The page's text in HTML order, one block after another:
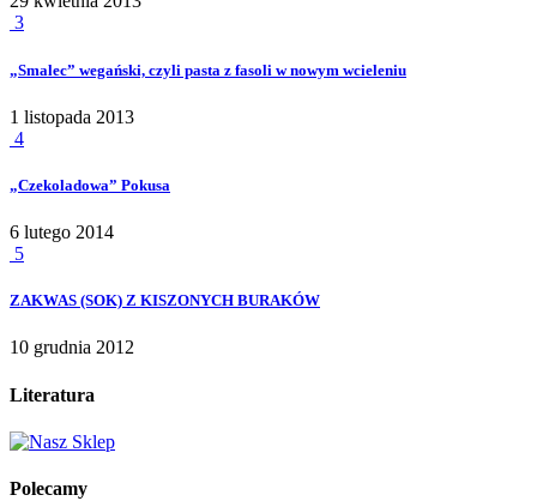
3
„Smalec” wegański, czyli pasta z fasoli w nowym wcieleniu
1 listopada 2013
4
„Czekoladowa” Pokusa
6 lutego 2014
5
ZAKWAS (SOK) Z KISZONYCH BURAKÓW
10 grudnia 2012
Literatura
Polecamy